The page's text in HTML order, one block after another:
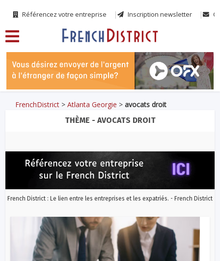
Référencez votre entreprise Inscription newsletter
FrenchDistrict >Atlanta Georgie >avocats droit
THÈME - AVOCATS DROIT
French District : Le lien entre les entreprises et les expatriés. - French District